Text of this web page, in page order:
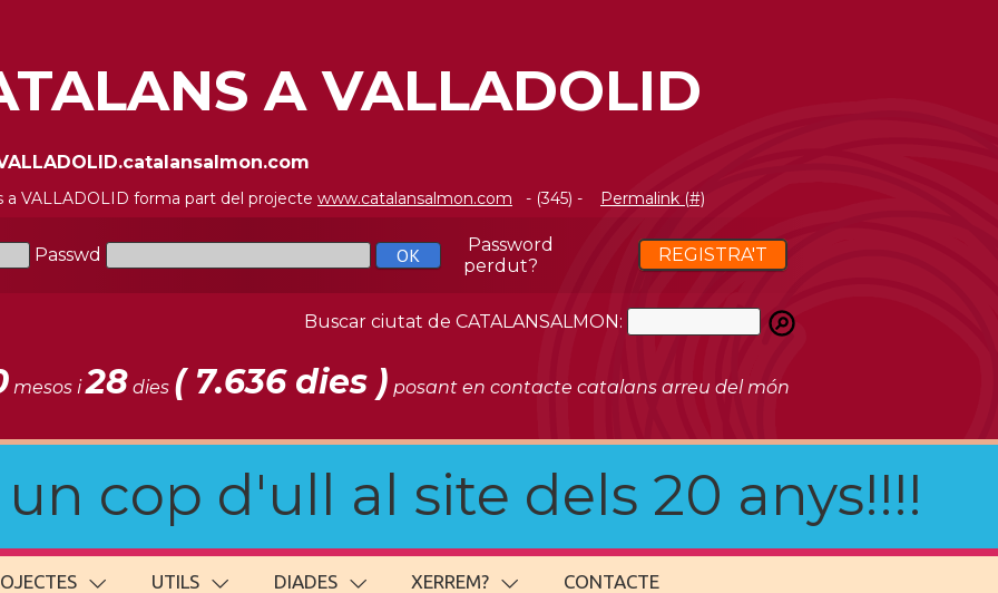
A VALLADOLID
a VALLADOLID forma part del projecte www.catalansalmon.com - (345) - Permalink (#)
Passwd
Password
perdut?
REGISTRA'T
Buscar ciutat de CATALANSALMON:
mesos i28 dies ( 7.636 dies ) posant en contacte catalans arreu del món
cop d'ull al site dels 20 anys!!!!
UTILS DIADES XERREM? CONTACTE